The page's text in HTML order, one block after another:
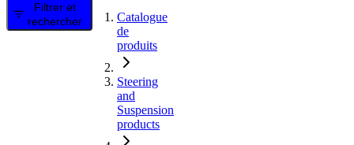
Filtrer et
rechercher
Catalogue
de
produits
Steering
and
Suspension
products